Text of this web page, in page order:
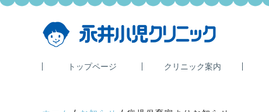
Skip
Skip
トップページ クリニック案内